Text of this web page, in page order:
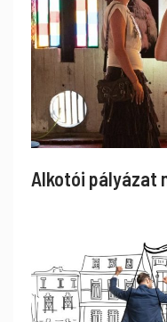
Alkotói pályázat